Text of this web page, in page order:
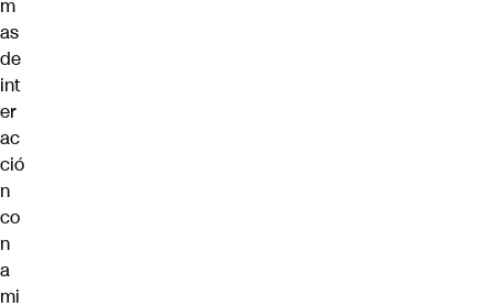
m
as
de
int
er
ac
ció
n
co
n
a
mi